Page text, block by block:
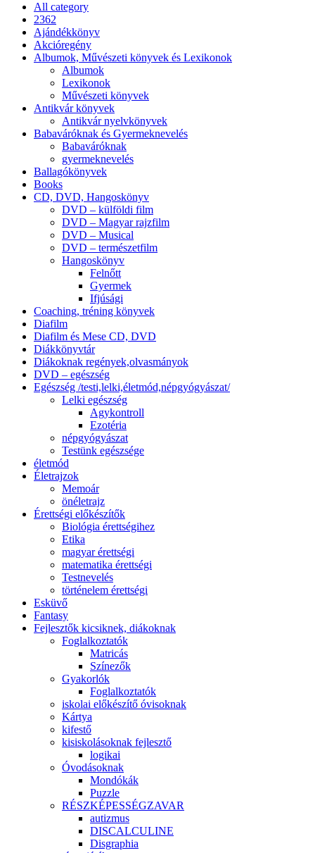
All category
2362
Ajándékkönyv
Akcióregény
Albumok, Művészeti könyvek és Lexikonok
Albumok
Lexikonok
Művészeti könyvek
Antikvár könyvek
Antikvár nyelvkönyvek
Babaváróknak és Gyermeknevelés
Babaváróknak
gyermeknevelés
Ballagókönyvek
Books
CD, DVD, Hangoskönyv
DVD – külföldi film
DVD – Magyar rajzfilm
DVD – Musical
DVD – természetfilm
Hangoskönyv
Felnőtt
Gyermek
Ifjúsági
Coaching, tréning könyvek
Diafilm
Diafilm és Mese CD, DVD
Diákkönyvtár
Diákoknak regények,olvasmányok
DVD – egészség
Egészség /testi,lelki,életmód,népgyógyászat/
Lelki egészség
Agykontroll
Ezotéria
népgyógyászat
Testünk egészsége
életmód
Életrajzok
Memoár
önéletrajz
Érettségi előkészítők
Biológia érettségihez
Etika
magyar érettségi
matematika érettségi
Testnevelés
történelem érettségi
Esküvő
Fantasy
Fejlesztők kicsiknek, diákoknak
Foglalkoztatók
Matricás
Színezők
Gyakorlók
Foglalkoztatók
iskolai előkészítő óvisoknak
Kártya
kifestő
kisiskolásoknak fejlesztő
logikai
Óvodásoknak
Mondókák
Puzzle
RÉSZKÉPESSÉGZAVAR
autizmus
DISCALCULINE
Disgraphia